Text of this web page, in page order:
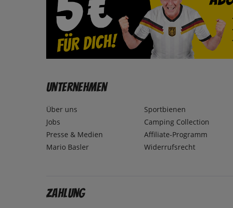
Unternehmen
Über uns
Jobs
Presse & Medien
Mario Basler
Sportbienen
Camping Collection
Affiliate-Programm
Widerrufsrecht
Zahlung